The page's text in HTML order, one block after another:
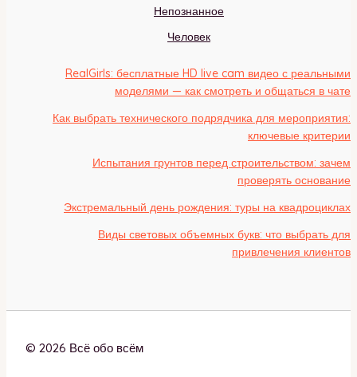
Непознанное
Человек
RealGirls: бесплатные HD live cam видео с реальными
моделями — как смотреть и общаться в чате
Как выбрать технического подрядчика для мероприятия:
ключевые критерии
Испытания грунтов перед строительством: зачем
проверять основание
Экстремальный день рождения: туры на квадроциклах
Виды световых объемных букв: что выбрать для
привлечения клиентов
© 2026 Всё обо всём